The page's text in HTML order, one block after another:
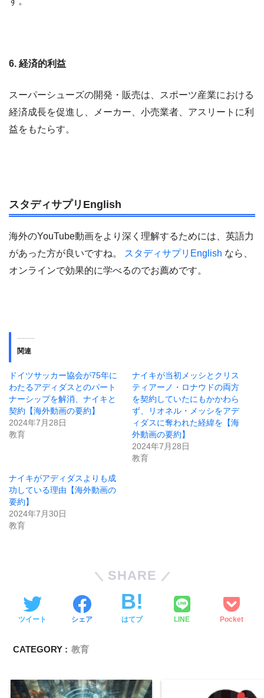
6. 経済的利益
スーパーシューズの開発・販売は、スポーツ産業における
経済成長を促進し、メーカー、小売業者、アスリートに利
益をもたらす。
スタディサプリEnglish
海外のYouTube動画をより深く理解するためには、英語力
があった方が良いですね。
スタディサプリEnglish なら、
オンラインで効果的に学べるのでお薦めです。
関連
ドイツサッカー協会が75年に
わたるアディダスとのパート
ナーシップを解消、ナイキと
契約【海外動画の要約】
2024年7月28日
教育
ナイキが当初メッシとクリス
ティアーノ・ロナウドの両方
を契約していたにもかかわら
ず、リオネル・メッシをアデ
ィダスに奪われた経緯を【海
外動画の要約】
2024年7月28日
教育
ナイキがアディダスよりも成
功している理由【海外動画の
要約】
2024年7月30日
教育
SHARE
ツイート シェア はてブ LINE Pocket
CATEGORY : 教育